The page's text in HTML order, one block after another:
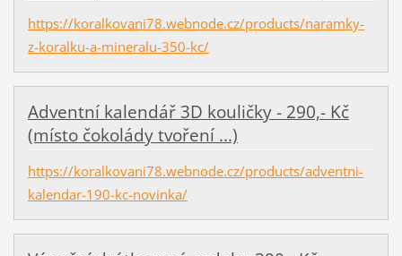
https://koralkovani78.webnode.cz/products/naramky-
z-koralku-a-mineralu-350-kc/
Adventní kalendář 3D kouličky - 290,- Kč
(místo čokolády tvoření ...)
https://koralkovani78.webnode.cz/products/adventni-
kalendar-190-kc-novinka/